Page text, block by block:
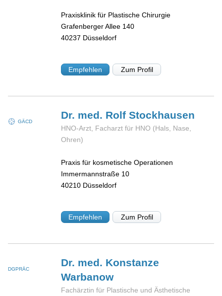
Praxisklinik für Plastische Chirurgie
Grafenberger Allee 140
40237 Düsseldorf
Empfehlen Zum Profil
GÄCD
Dr. med. RolfStockhausen
HNO-Arzt, Facharzt für HNO (Hals, Nase,
Ohren)
Praxis für kosmetische Operationen
Immermannstraße 10
40210 Düsseldorf
Empfehlen Zum Profil
DGPRÄC
Dr. med. Konstanze
Warbanow
Fachärztin für Plastische und Ästhetische